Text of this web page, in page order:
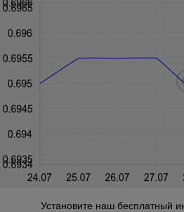
Установите наш бесплатный